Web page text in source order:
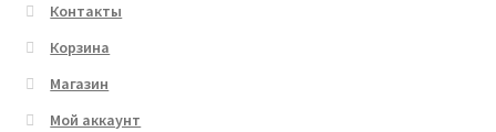
Контакты
Корзина
Магазин
Мой аккаунт